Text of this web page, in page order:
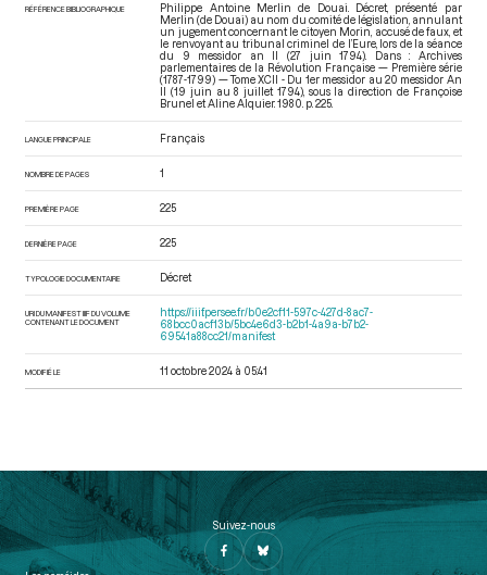
RÉFÉRENCE BIBLIOGRAPHIQUE
Philippe Antoine Merlin de Douai. Décret, présenté par
Merlin (de Douai) au nom du comité de législation, annulant
un jugement concernant le citoyen Morin, accusé de faux, et
le renvoyant au tribunal criminel de l’Eure, lors de la séance
du 9 messidor an II (27 juin 1794). Dans : Archives
parlementaires de la Révolution Française — Première série
(1787-1799) — Tome XCII - Du 1er messidor au 20 messidor An
II (19 juin au 8 juillet 1794), sous la direction de Françoise
Brunel et Aline Alquier. 1980. p. 225.
LANGUE PRINCIPALE Français
NOMBRE DE PAGES 1
PREMIÈRE PAGE 225
DERNIÈRE PAGE 225
TYPOLOGIE DOCUMENTAIRE Décret
URI DU MANIFEST IIIF DU VOLUME
CONTENANT LE DOCUMENT
https://iiif.persee.fr/b0e2cf11-597c-427d-8ac7-
68bcc0acf13b/5bc4e6d3-b2b1-4a9a-b7b2-
69541a88cc21/manifest
MODIFIÉ LE 11 octobre 2024 à 05:41
Suivez-nous